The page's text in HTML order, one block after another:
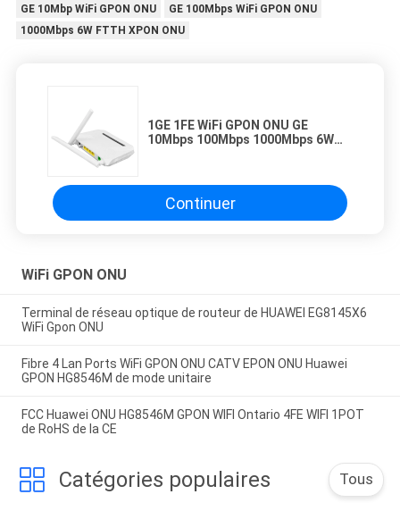
GE 10Mbp WiFi GPON ONU
GE 100Mbps WiFi GPON ONU
1000Mbps 6W FTTH XPON ONU
1GE 1FE WiFi GPON ONU GE
10Mbps 100Mbps 1000Mbps 6W
Continuer
WiFi GPON ONU
Terminal de réseau optique de routeur de HUAWEI EG8145X6
WiFi Gpon ONU
Fibre 4 Lan Ports WiFi GPON ONU CATV EPON ONU Huawei
GPON HG8546M de mode unitaire
FCC Huawei ONU HG8546M GPON WIFI Ontario 4FE WIFI 1POT
de RoHS de la CE
Catégories populaires Tous